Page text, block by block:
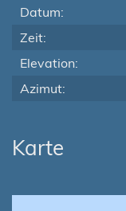
Datum:
Zeit:
Elevation:
Azimut:
Karte